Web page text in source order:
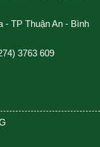
- TP Thuận An - Bình
3763 609